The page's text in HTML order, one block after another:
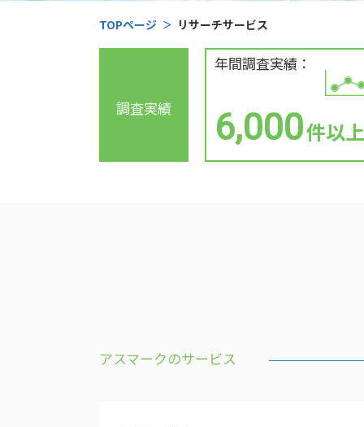
TOPページ リサーチサービス
調査実績
年間調査実績：
6,000件以上
アスマークのサービス